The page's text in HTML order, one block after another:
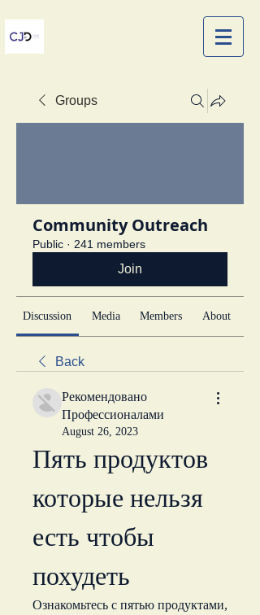
Groups
Community Outreach
Public · 241 members
Join
Discussion Media Members About
Back
Рекомендовано
Профессионалами
August 26, 2023
Пять продуктов
которые нельзя
есть чтобы
похудеть
Ознакомьтесь с пятью продуктами,